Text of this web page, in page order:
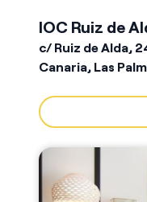
IOC Ruiz de
c/ Ruiz de Alda,
Canaria, Las